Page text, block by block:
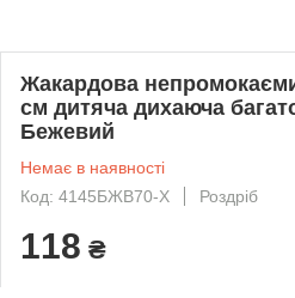
Жакардова
см дитяча дихаюча
Бежевий
Немає в наявності
Код: 4145БЖВ70-Х
Роздріб
118 ₴